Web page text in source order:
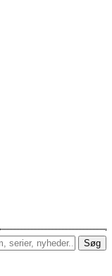
Søg